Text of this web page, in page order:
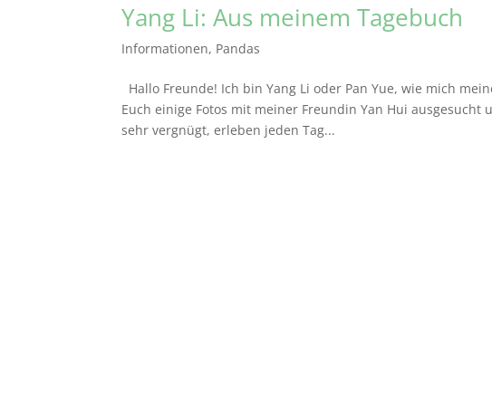
Yang Li: Aus meinem Tagebuch
Informationen, Pandas
Hallo Freunde! Ich bin Yang Li oder Pan Yue, wie mich
Euch einige Fotos mit meiner Freundin Yan Hui
sehr vergnügt, erleben jeden Tag...